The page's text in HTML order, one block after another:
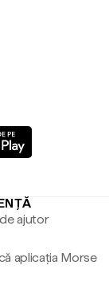
ajutor
aplicația Morse